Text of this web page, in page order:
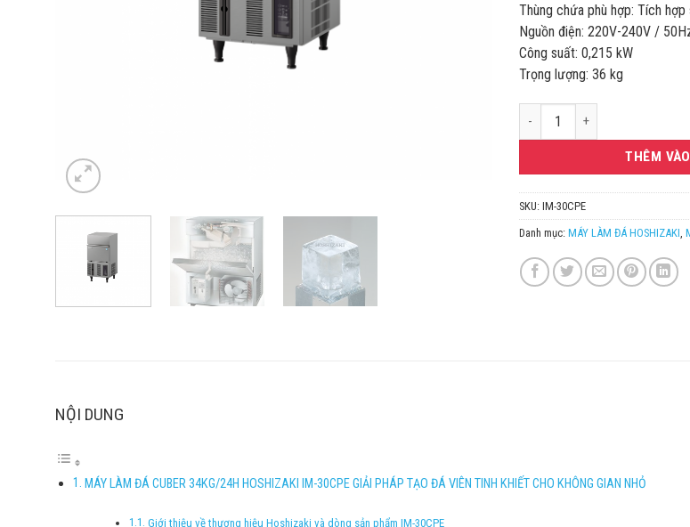
Thùng chứa phù hợp: Tích
Nguồn điện: 220V-240V /
Công suất: 0,215 kW
Trọng lượng: 36 kg
MÁY LÀM ĐÁ CUBER 34KG/
THÊM
SKU: IM-30CPE
Danh mục: MÁY LÀM ĐÁ HOSHIZAKI,
NỘI DUNG
MÁY LÀM ĐÁ CUBER 34KG/24H HOSHIZAKI IM-30CPE GIẢI PHÁP TẠO ĐÁ VIÊN TINH KHIẾT CHO KHÔNG GIAN NHỎ
Giới thiệu về thương hiệu Hoshizaki và dòng sản phẩm IM-30CPE